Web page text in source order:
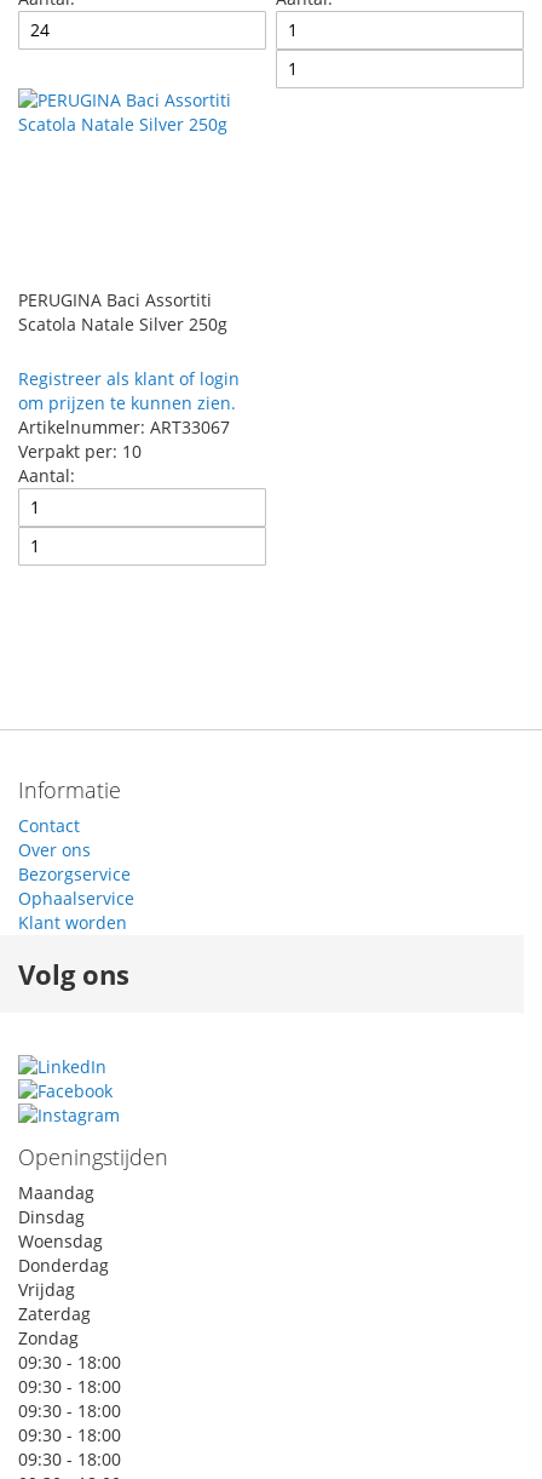
PERUGINA Baci Assortiti
Scatola Natale Silver 250g
Registreer als klant of login
om prijzen te kunnen zien.
Artikelnummer: ART33067
Verpakt per: 10
Aantal:
Informatie
Contact
Over ons
Bezorgservice
Ophaalservice
Klant worden
Volg ons
Openingstijden
Maandag
Dinsdag
Woensdag
Donderdag
Vrijdag
Zaterdag
Zondag
09:30 - 18:00
09:30 - 18:00
09:30 - 18:00
09:30 - 18:00
09:30 - 18:00